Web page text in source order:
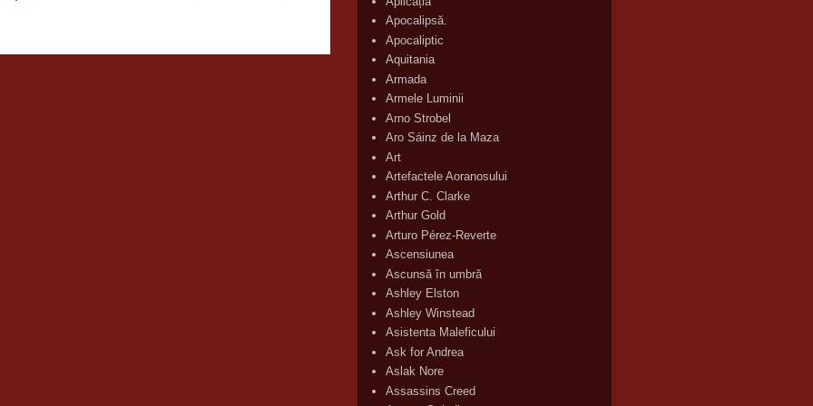
Apocalipsă.
Apocaliptic
Aquitania
Armada
Armele Luminii
Arno Strobel
Aro Sáinz de la Maza
Art
Artefactele Aoranosului
Arthur C. Clarke
Arthur Gold
Arturo Pérez-Reverte
Ascensiunea
Ascunsă în umbră
Ashley Elston
Ashley Winstead
Asistenta Maleficului
Ask for Andrea
Aslak Nore
Assassins Creed